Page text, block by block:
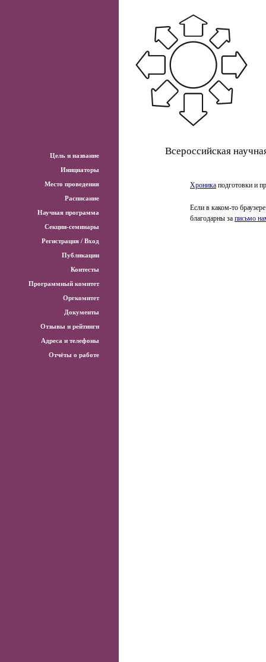
Всероссийская
Хроника подготовки и
Если в каком-то
благодарны за письмо
Цель и название
Инициаторы
Место проведения
Расписание
Научная программа
Секции-семинары
Регистрация / Вход
Публикации
Контесты
Программный комитет
Оргкомитет
Документы
Отзывы и рейтинги
Адреса и телефоны
Отчёты о работе